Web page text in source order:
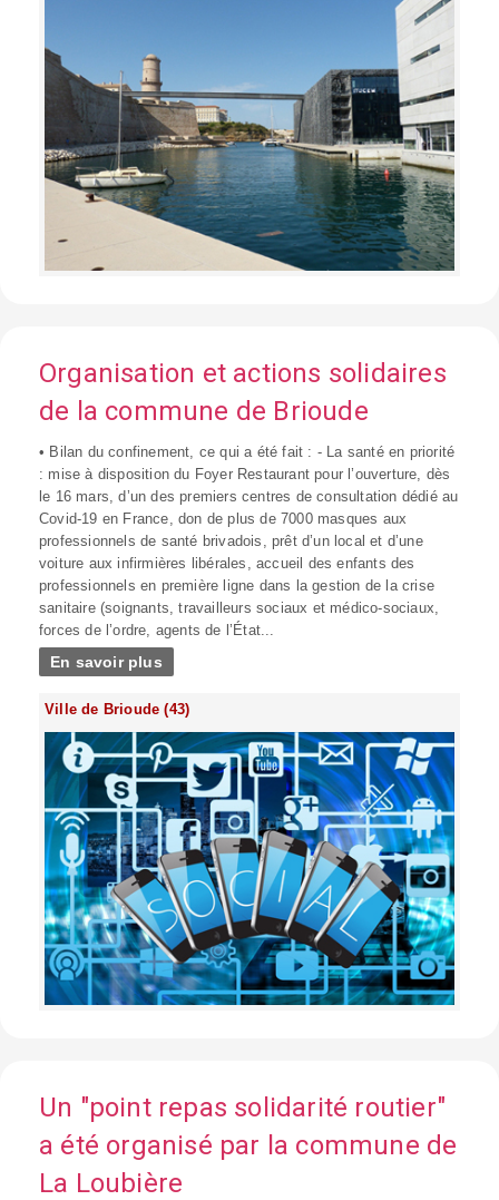
Organisation et actions solidaires
de la commune de Brioude
• Bilan du confinement, ce qui a été fait : - La santé en priorité
: mise à disposition du Foyer Restaurant pour l’ouverture, dès
le 16 mars, d’un des premiers centres de consultation dédié au
Covid-19 en France, don de plus de 7000 masques aux
professionnels de santé brivadois, prêt d’un local et d’une
voiture aux infirmières libérales, accueil des enfants des
professionnels en première ligne dans la gestion de la crise
sanitaire (soignants, travailleurs sociaux et médico-sociaux,
forces de l’ordre, agents de l’État...
En savoir plus
Ville de Brioude (43)
Un "point repas solidarité routier"
a été organisé par la commune de
La Loubière